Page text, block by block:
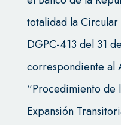
totalidad la Circular
DGPC-413 del 31
correspondiente al
“Procedimiento de
Expansión